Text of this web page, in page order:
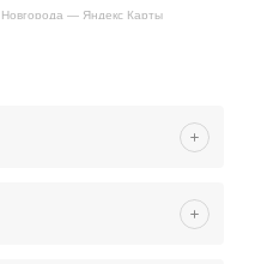
— Яндекс Карты